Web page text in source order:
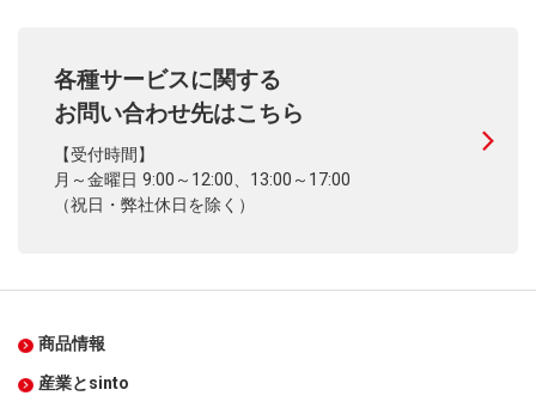
各種サービスに関する
お問い合わせ先はこちら
【受付時間】
月～金曜日 9:00～12:00、13:00～17:00
（祝日・弊社休日を除く）
商品情報
産業とsinto